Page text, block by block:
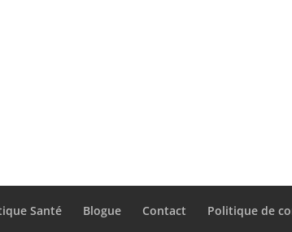
Santé Blogue Contact Politique de